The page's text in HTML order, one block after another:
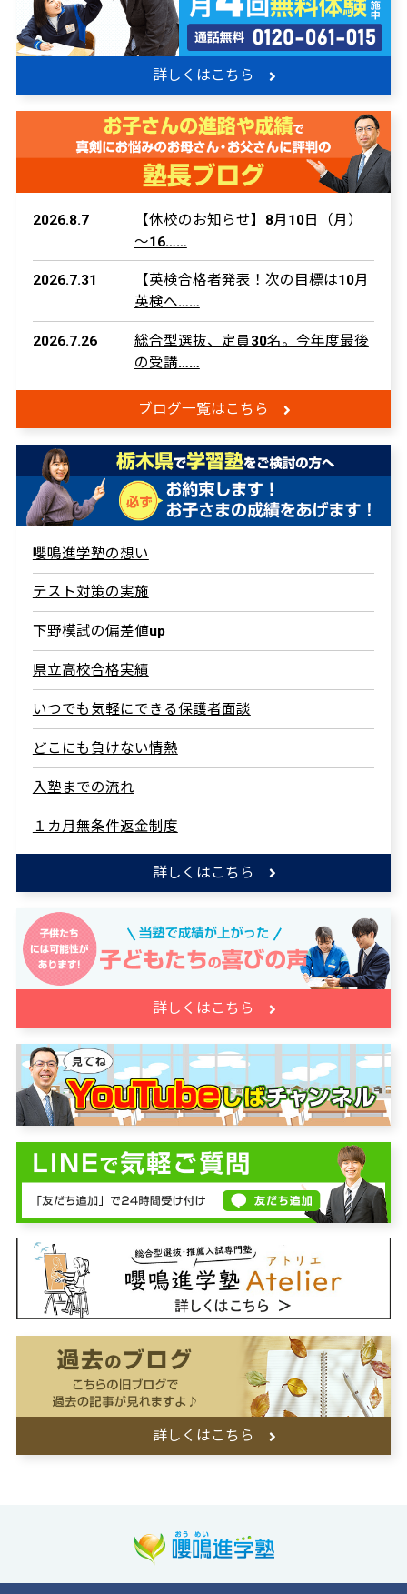
詳しくはこちら
2026.8.7
【休校のお知らせ】8月10日（月）
～16……
2026.7.31
【英検合格者発表！次の目標は10月
英検へ……
2026.7.26
総合型選抜、定員30名。今年度最後
の受講……
ブログ一覧はこちら
嚶鳴進学塾の想い
テスト対策の実施
下野模試の偏差値up
県立高校合格実績
いつでも気軽にできる保護者面談
どこにも負けない情熱
入塾までの流れ
１カ月無条件返金制度
詳しくはこちら
詳しくはこちら
詳しくはこちら